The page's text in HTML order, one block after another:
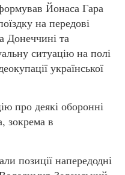
Йонаса Гара
на передові
Донеччині та
ситуацію на полі
української
про деякі оборонні
зокрема в
позиції напередодні